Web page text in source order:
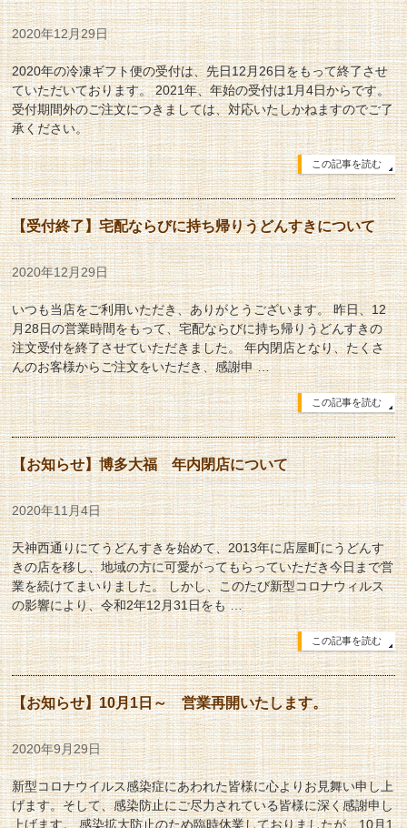
2020年12月29日
2020年の冷凍ギフト便の受付は、先日12月26日をもって終了させ
ていただいております。 2021年、年始の受付は1月4日からです。
受付期間外のご注文につきましては、対応いたしかねますのでご了
承ください。
この記事を読む
【受付終了】宅配ならびに持ち帰りうどんすきについて
2020年12月29日
いつも当店をご利用いただき、ありがとうございます。 昨日、12
月28日の営業時間をもって、宅配ならびに持ち帰りうどんすきの
注文受付を終了させていただきました。 年内閉店となり、たくさ
んのお客様からご注文をいただき、感謝申 …
この記事を読む
【お知らせ】博多大福 年内閉店について
2020年11月4日
天神西通りにてうどんすきを始めて、2013年に店屋町にうどんす
きの店を移し、地域の方に可愛がってもらっていただき今日まで営
業を続けてまいりました。 しかし、このたび新型コロナウィルス
の影響により、令和2年12月31日をも …
この記事を読む
【お知らせ】10月1日～ 営業再開いたします。
2020年9月29日
新型コロナウイルス感染症にあわれた皆様に心よりお見舞い申し上
げます。そして、感染防止にご尽力されている皆様に深く感謝申し
上げます。 感染拡大防止のため臨時休業しておりましたが、10月1